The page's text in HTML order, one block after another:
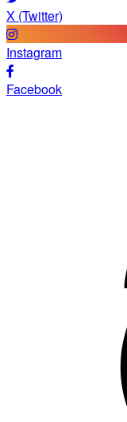
X (Twitter)
Instagram
Facebook